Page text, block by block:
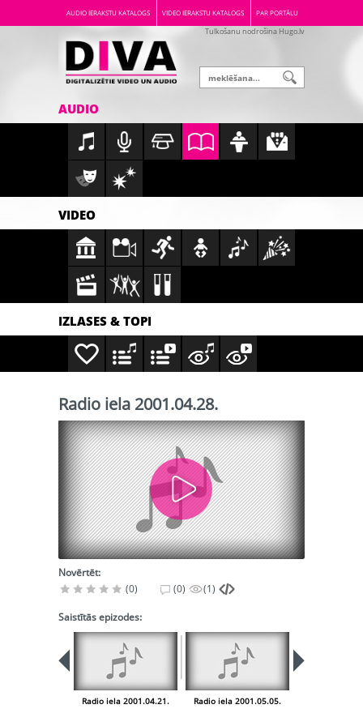
AUDIO IERAKSTU KATALOGS VIDEO IERAKSTU KATALOGS PAR PORTĀLU
Tulkošanu nodrošina Hugo.lv
AUDIO
VIDEO
IZLASES & TOPI
Radio iela 2001.04.28.
Novērtēt:
(0)
(0) (1)
Saistītās epizodes:
Radio iela 2001.04.21. Radio iela 2001.05.05.